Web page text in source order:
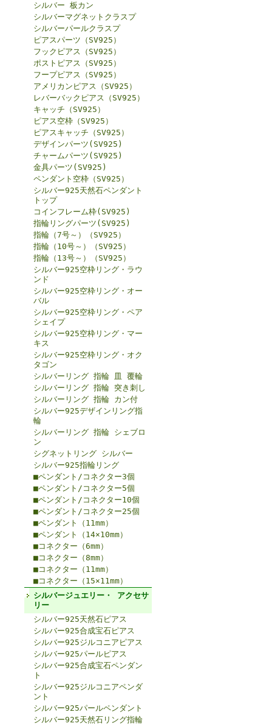
シルバー 板カン
シルバーマグネットクラスプ
シルバーパールクラスプ
ピアスパーツ（SV925）
フックピアス（SV925）
ポストピアス（SV925）
フープピアス（SV925）
アメリカンピアス（SV925）
レバーバックピアス（SV925）
キャッチ（SV925）
ピアス空枠（SV925）
ピアスキャッチ（SV925）
デザインパーツ(SV925)
チャームパーツ(SV925)
金具パーツ(SV925)
ペンダント空枠（SV925）
シルバー925天然石ペンダント
トップ
コインフレーム枠(SV925)
指輪リングパーツ(SV925)
指輪（7号～）（SV925）
指輪（10号～）（SV925）
指輪（13号～）（SV925）
シルバー925空枠リング・ラウ
ンド
シルバー925空枠リング・オー
バル
シルバー925空枠リング・ペア
シェイプ
シルバー925空枠リング・マー
キス
シルバー925空枠リング・オク
タゴン
シルバーリング 指輪 皿 覆輪
シルバーリング 指輪 突き刺し
シルバーリング 指輪 カン付
シルバー925デザインリング指
輪
シルバーリング 指輪 シェブロ
ン
シグネットリング シルバー
シルバー925指輪リング
■ペンダント/コネクター3個
■ペンダント/コネクター5個
■ペンダント/コネクター10個
■ペンダント/コネクター25個
■ペンダント（11mm）
■ペンダント（14×10mm）
■コネクター（6mm）
■コネクター（8mm）
■コネクター（11mm）
■コネクター（15×11mm）
シルバージュエリー・ アクセサ
リー
シルバー925天然石ピアス
シルバー925合成宝石ピアス
シルバー925ジルコニアピアス
シルバー925パールピアス
シルバー925合成宝石ペンダン
ト
シルバー925ジルコニアペンダ
ント
シルバー925パールペンダント
シルバー925天然石リング指輪